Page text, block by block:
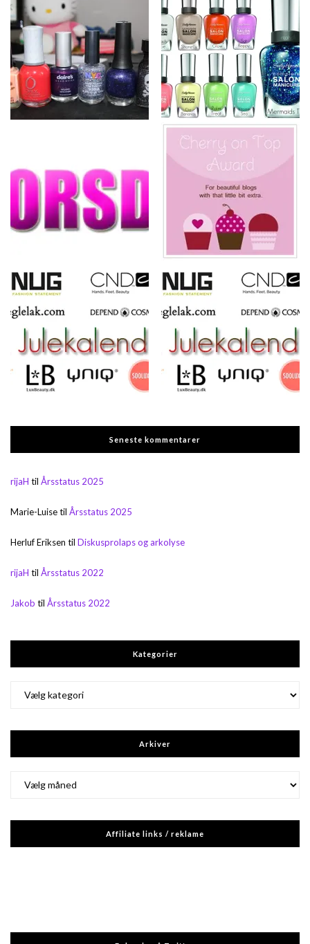
Seneste kommentarer
rijaH til Årsstatus 2025
Marie-Luisetil Årsstatus 2025
Herluf Eriksen til Diskusprolaps og arkolyse
rijaH til Årsstatus 2022
Jakob til Årsstatus 2022
Kategorier
Arkiver
Affiliate links / reklame